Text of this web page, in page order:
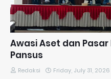
Awasi Aset dan Pasar
Pansus
Redaksi Friday, July 31, 2026